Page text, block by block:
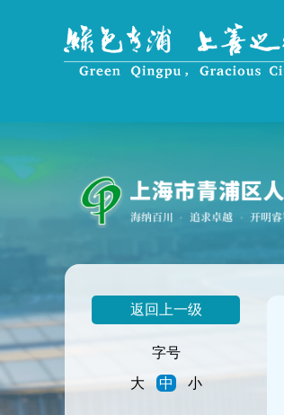
到
主
要
内
返回上一级
字号
大
中 小